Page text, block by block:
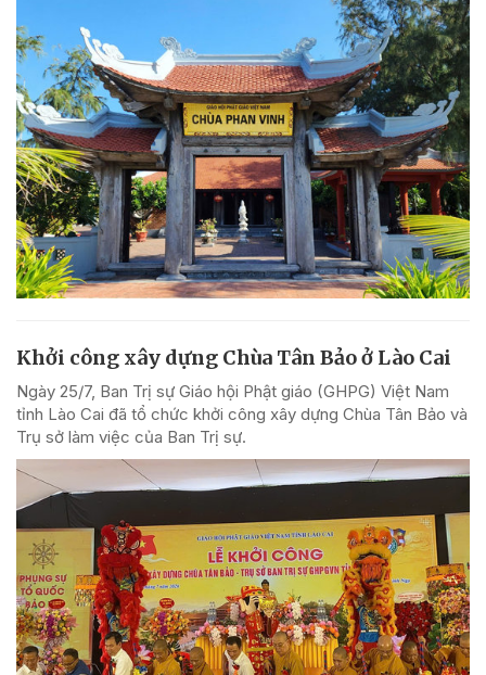
Khởi công xây dựng Chùa Tân Bảo ở Lào Cai
Ngày 25/7, Ban Trị sự Giáo hội Phật giáo (GHPG) Việt Nam
tỉnh Lào Cai đã tổ chức khởi công xây dựng Chùa Tân Bảo và
Trụ sở làm việc của Ban Trị sự.